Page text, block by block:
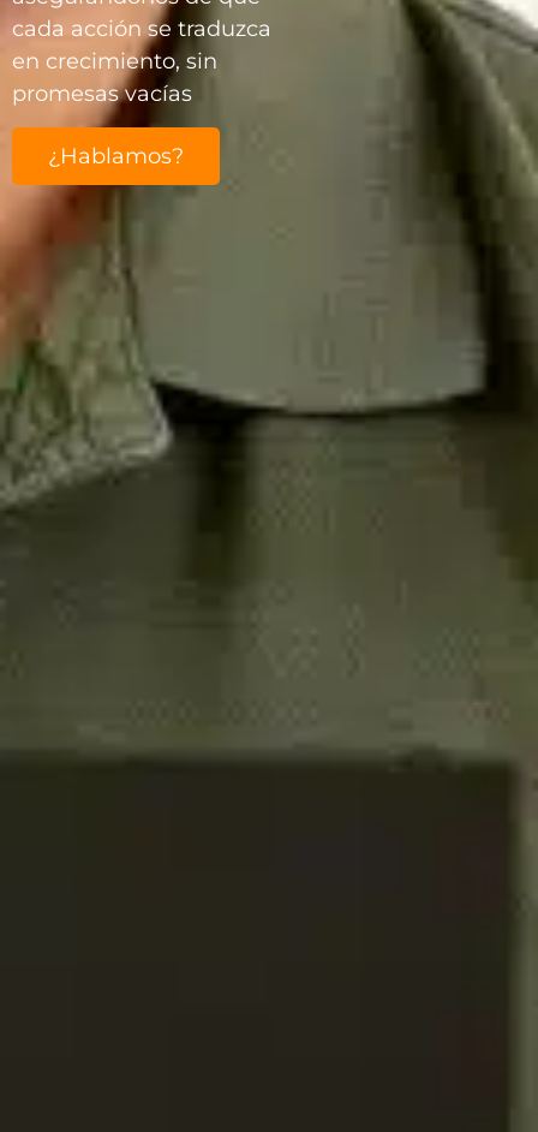
cada acción se traduzca
en crecimiento, sin
promesas vacías
¿Hablamos?